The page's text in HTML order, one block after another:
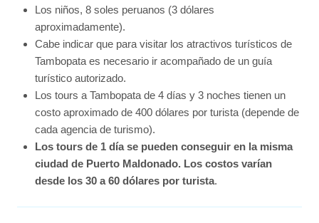
Los niños, 8 soles peruanos (3 dólares
aproximadamente).
Cabe indicar que para visitar los atractivos turísticos de
Tambopata es necesario ir acompañado de un guía
turístico autorizado.
Los tours a Tambopata de 4 días y 3 noches tienen un
costo aproximado de 400 dólares por turista (depende de
cada agencia de turismo).
Los tours de 1 día se pueden conseguir en la misma
ciudad de Puerto Maldonado. Los costos varían
desde los 30 a 60 dólares por turista.